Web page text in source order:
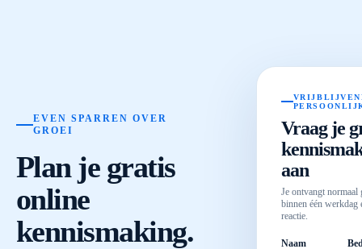
EVEN SPARREN OVER
GROEI
Plan je gratis
online
kennismaking.
Vraag je
aan
Je ontvangt normaal
binnen één werkdag
reactie.
Naam